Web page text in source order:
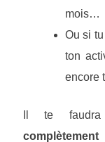
mois…
Ou si
ton
encore
Il te
complètement